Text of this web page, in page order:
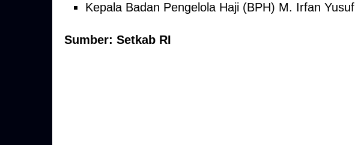
Kepala Badan Pengelola Haji (BPH) M. Irfan Yusuf
Sumber: Setkab RI